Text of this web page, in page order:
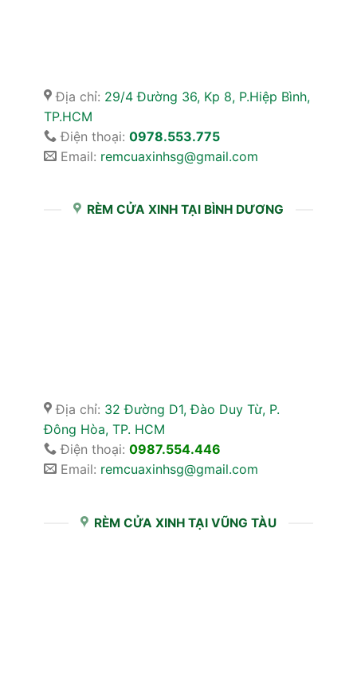
Địa chỉ: 29/4 Đường 36, Kp 8, P.Hiệp Bình,
TP.HCM
Điện thoại: 0978.553.775
Email: remcuaxinhsg@gmail.com
RÈM CỬA XINH TẠI BÌNH DƯƠNG
Địa chỉ: 32 Đường D1, Đào Duy Từ, P.
Đông Hòa, TP. HCM
Điện thoại: 0987.554.446
Email: remcuaxinhsg@gmail.com
RÈM CỬA XINH TẠI VŨNG TÀU